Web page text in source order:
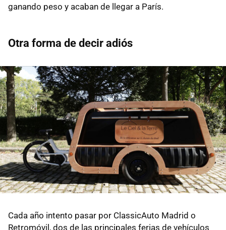
ganando peso y acaban de llegar a París.
Otra forma de decir adiós
Cada año intento pasar por ClassicAuto Madrid o
Retromóvil, dos de las principales ferias de vehículos